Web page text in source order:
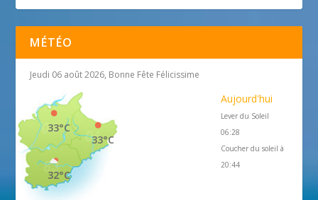
MÉTÉO
Jeudi 06 août 2026, Bonne Fête Félicissime
33°C
33°C
32°C
Aujourd'hui
Lever du Soleil
06:28
Coucher du soleil à
20:44